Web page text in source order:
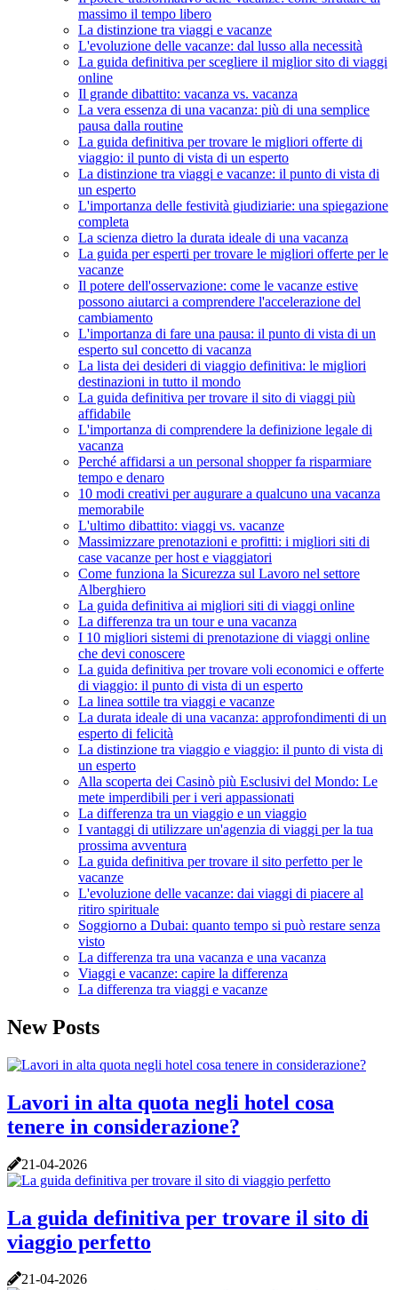
massimo il tempo libero
La distinzione tra viaggi e vacanze
L'evoluzione delle vacanze: dal lusso alla necessità
La guida definitiva per scegliere il miglior sito di viaggi
online
Il grande dibattito: vacanza vs. vacanza
La vera essenza di una vacanza: più di una semplice
pausa dalla routine
La guida definitiva per trovare le migliori offerte di
viaggio: il punto di vista di un esperto
La distinzione tra viaggi e vacanze: il punto di vista di
un esperto
L'importanza delle festività giudiziarie: una spiegazione
completa
La scienza dietro la durata ideale di una vacanza
La guida per esperti per trovare le migliori offerte per le
vacanze
Il potere dell'osservazione: come le vacanze estive
possono aiutarci a comprendere l'accelerazione del
cambiamento
L'importanza di fare una pausa: il punto di vista di un
esperto sul concetto di vacanza
La lista dei desideri di viaggio definitiva: le migliori
destinazioni in tutto il mondo
La guida definitiva per trovare il sito di viaggi più
affidabile
L'importanza di comprendere la definizione legale di
vacanza
Perché affidarsi a un personal shopper fa risparmiare
tempo e denaro
10 modi creativi per augurare a qualcuno una vacanza
memorabile
L'ultimo dibattito: viaggi vs. vacanze
Massimizzare prenotazioni e profitti: i migliori siti di
case vacanze per host e viaggiatori
Come funziona la Sicurezza sul Lavoro nel settore
Alberghiero
La guida definitiva ai migliori siti di viaggi online
La differenza tra un tour e una vacanza
I 10 migliori sistemi di prenotazione di viaggi online
che devi conoscere
La guida definitiva per trovare voli economici e offerte
di viaggio: il punto di vista di un esperto
La linea sottile tra viaggi e vacanze
La durata ideale di una vacanza: approfondimenti di un
esperto di felicità
La distinzione tra viaggio e viaggio: il punto di vista di
un esperto
Alla scoperta dei Casinò più Esclusivi del Mondo: Le
mete imperdibili per i veri appassionati
La differenza tra un viaggio e un viaggio
I vantaggi di utilizzare un'agenzia di viaggi per la tua
prossima avventura
La guida definitiva per trovare il sito perfetto per le
vacanze
L'evoluzione delle vacanze: dai viaggi di piacere al
ritiro spirituale
Soggiorno a Dubai: quanto tempo si può restare senza
visto
La differenza tra una vacanza e una vacanza
Viaggi e vacanze: capire la differenza
La differenza tra viaggi e vacanze
New Posts
Lavori in alta quota negli hotel cosa
tenere in considerazione?
21-04-2026
La guida definitiva per trovare il sito di
viaggio perfetto
21-04-2026